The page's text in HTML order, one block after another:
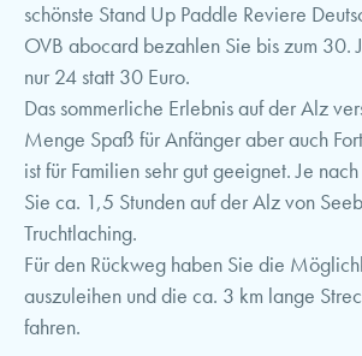
schönste Stand Up Paddle Reviere
OVB abocard bezahlen Sie bis zum 30.
nur 24 statt 30 Euro.
Das sommerliche Erlebnis auf der Alz
Menge Spaß für Anfänger aber auch
ist für Familien sehr gut geeignet. Je
Sie ca. 1,5 Stunden auf der Alz von
Truchtlaching.
Für den Rückweg haben Sie die
auszuleihen und die ca. 3 km lange
fahren.